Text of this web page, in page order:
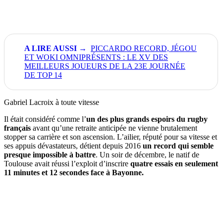
PICCARDO RECORD, JÉGOU
ET WOKI OMNIPRÉSENTS : LE XV DES
MEILLEURS JOUEURS DE LA 23E JOURNÉE
DE TOP 14
Gabriel Lacroix à toute vitesse
Il était considéré comme l’un des plus grands espoirs du rugby
français avant qu’une retraite anticipée ne vienne brutalement
stopper sa carrière et son ascension. L’ailier, réputé pour sa vitesse et
ses appuis dévastateurs, détient depuis 2016 un record qui semble
presque impossible à battre. Un soir de décembre, le natif de
Toulouse avait réussi l’exploit d’inscrire quatre essais en seulement
11 minutes et 12 secondes face à Bayonne.